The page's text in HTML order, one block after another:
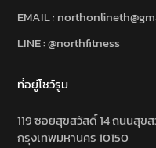
EMAIL :
LINE : @northfitness
ที่อยู่โชว์รูม
119 ซอยสุขสวัสดิ์ 14 ถนนสุ
กรุงเทพมหานคร 10150